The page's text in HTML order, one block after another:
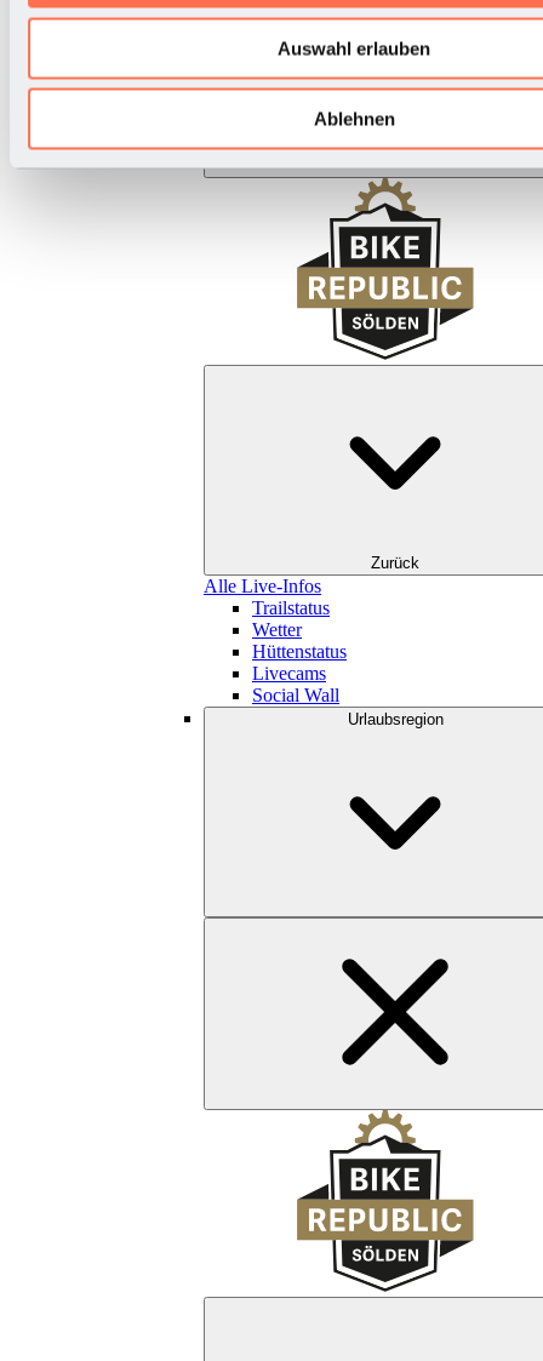
Auswahl erlauben
Ablehnen
Zurück
Alle Live-Infos
Trailstatus
Wetter
Hüttenstatus
Livecams
Social Wall
Urlaubsregion